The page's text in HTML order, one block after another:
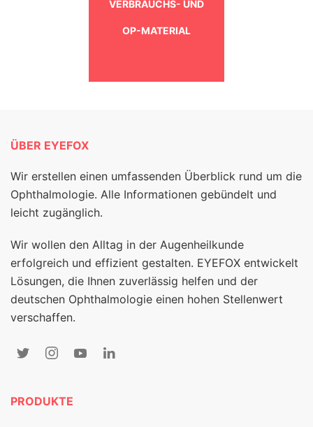
VERBRAUCHS- UND
OP-MATERIAL
ÜBER EYEFOX
Wir erstellen einen umfassenden Überblick rund um die
Ophthalmologie. Alle Informationen gebündelt und
leicht zugänglich.
Wir wollen den Alltag in der Augenheilkunde
erfolgreich und effizient gestalten. EYEFOX entwickelt
Lösungen, die Ihnen zuverlässig helfen und der
deutschen Ophthalmologie einen hohen Stellenwert
verschaffen.
PRODUKTE